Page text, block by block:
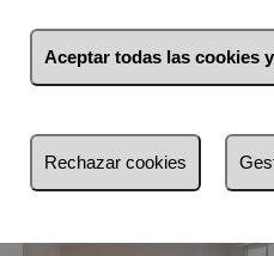
más reciente
Menos reciente
Caros
Aceptar todas las cookies
Rechazar cookies